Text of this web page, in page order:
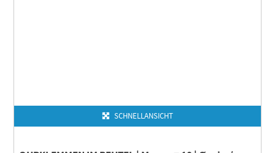
SCHNELLANSICHT